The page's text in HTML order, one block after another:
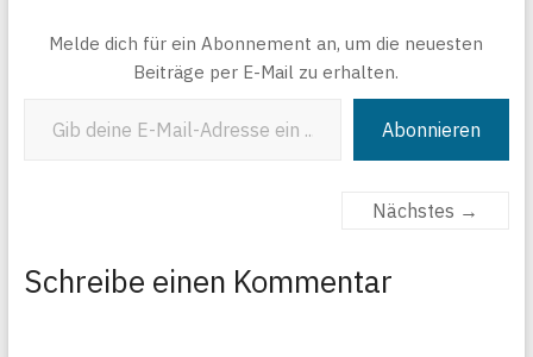
Melde dich für ein Abonnement an, um die neuesten
Beiträge per E-Mail zu erhalten.
Abonnieren
Nächstes →
Schreibe einen Kommentar